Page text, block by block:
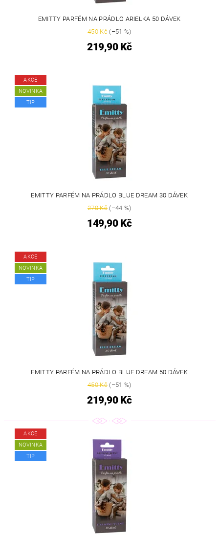
EMITTY PARFÉM NA PRÁDLO ARIELKA 50 DÁVEK
450 Kč(–51 %)
219,90 Kč
AKCE
NOVINKA
TIP
EMITTY PARFÉM NA PRÁDLO BLUE DREAM 30 DÁVEK
270 Kč(–44 %)
149,90 Kč
AKCE
NOVINKA
TIP
EMITTY PARFÉM NA PRÁDLO BLUE DREAM 50 DÁVEK
450 Kč(–51 %)
219,90 Kč
AKCE
NOVINKA
TIP